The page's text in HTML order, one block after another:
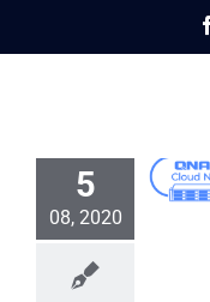
5
08, 2020